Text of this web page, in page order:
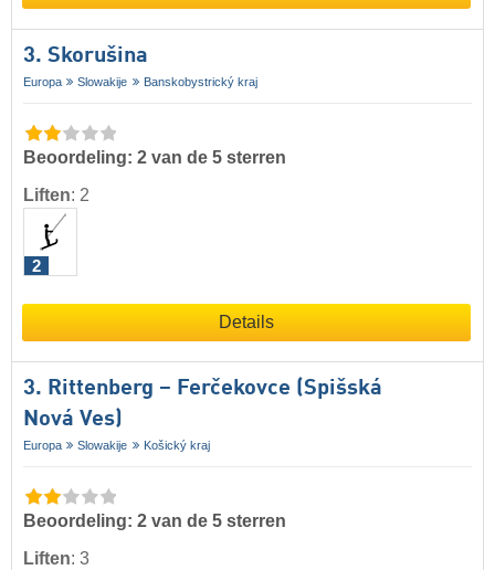
3. Skorušina
Europa Slowakije Banskobystrický kraj
Beoordeling: 2 van de 5 sterren
Liften: 2
2
Details
3. Rittenberg – Ferčekovce (Spišská
Nová Ves)
Europa Slowakije Košický kraj
Beoordeling: 2 van de 5 sterren
Liften: 3